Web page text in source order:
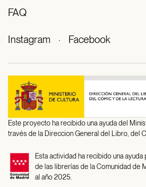
FAQ
Instagram · Facebook
Este proyecto ha recibido una ayuda del
través de la Direccion General del Libro, del
Esta actividad ha recibido una
de las librerías de la Comunidad de
al año 2025.